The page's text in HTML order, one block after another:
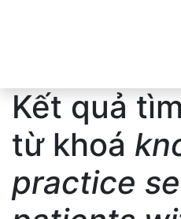
Kết quả
từ khoá
practice